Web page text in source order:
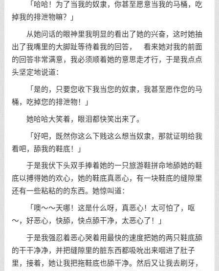
「哈哈！为了当我的奴隶，你甚至愿意当我的马桶，吃
掉我的排泄物嘛？」
从她问话的眼神里我明显的看出了她的兴奋，这时她抽
出了我嘴里的大脚趾等待着我的回答， 看来她对我的前面
的回答非常满意，我必须顺着她的意思走才行，于是我点点
头坚定地说道：
「是的，只要您收下我当您的奴隶，我甚至愿作您的马
桶，吃掉您的排泄物！」
她哈哈大笑着，眼泪都快笑出来了。
「好吧，既然你这么下贱这么想当奴隶，那就证明给我
看吧，舔我的鞋底！」
于是我伏下头双手捧着她的一只旅游鞋拼命地舔她的鞋
底以搏得她的欢心，她的鞋底真恶心，有一块鞋底的缝隙里
还有一些粘粘的的东西。她惊叫道：
「噢～～天哪！这是什么呀，真恶心！太可怕了，呕
～，好恶心，快舔，快点舔干净，太恶心了！」
于是我强忍着恶心哭着用最快的速度把她的两只鞋底舔
的干干净净，并把缝隙里的脏东西都吸吮出来咽进了肚子
里，接着，她让我把拖鞋底也舔干净。然后又让我去刷牙，